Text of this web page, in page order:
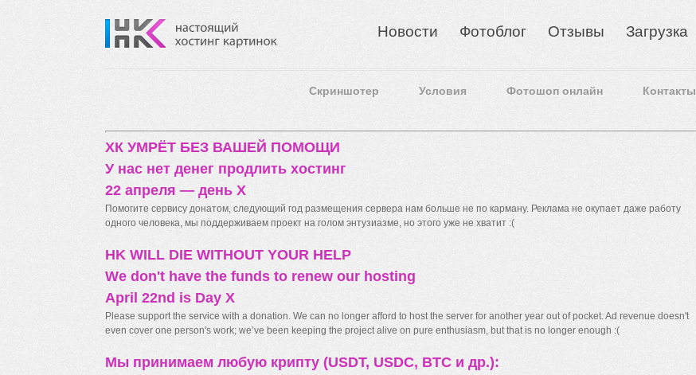
Новости Фотоблог Отзывы Загрузка
Скриншотер Условия Фотошоп онлайн Контакты
ХК УМРЁТ БЕЗ ВАШЕЙ ПОМОЩИ
У нас нет денег продлить хостинг
22 апреля — день X
Помогите сервису донатом, следующий год размещения сервера нам больше не по карману. Реклама не окупает даже работу
одного человека, мы поддерживаем проект на голом энтузиазме, но этого уже не хватит :(
HK WILL DIE WITHOUT YOUR HELP
We don't have the funds to renew our hosting
April 22nd is Day X
Please support the service with a donation. We can no longer afford to host the server for another year out of pocket. Ad revenue doesn't
even cover one person's work; we’ve been keeping the project alive on pure enthusiasm, but that is no longer enough :(
Мы принимаем любую крипту (USDT, USDC, BTC и др.):